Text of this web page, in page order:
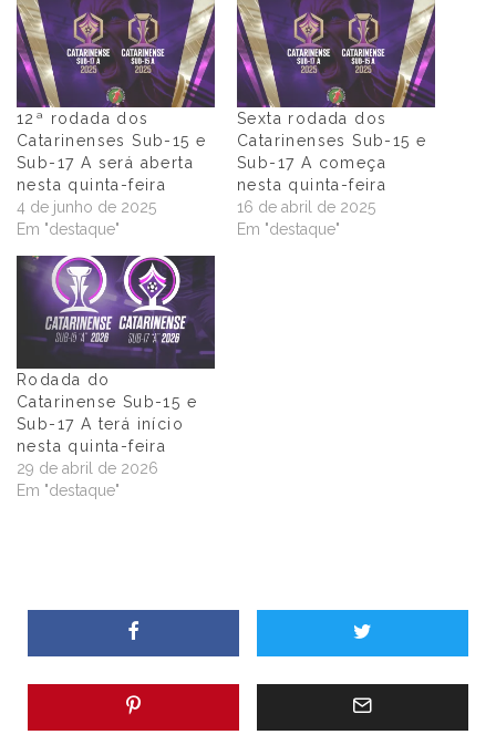
12ª rodada dos
Catarinenses Sub-15 e
Sub-17 A será aberta
nesta quinta-feira
4 de junho de 2025
Em "destaque"
Sexta rodada dos
Catarinenses Sub-15 e
Sub-17 A começa
nesta quinta-feira
16 de abril de 2025
Em "destaque"
Rodada do
Catarinense Sub-15 e
Sub-17 A terá início
nesta quinta-feira
29 de abril de 2026
Em "destaque"